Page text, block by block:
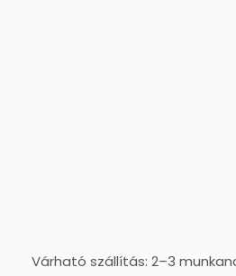
Várható szállítás: 2–3